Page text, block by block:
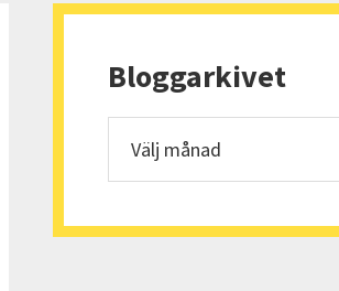
Primärt
sidofält
Bloggarkivet